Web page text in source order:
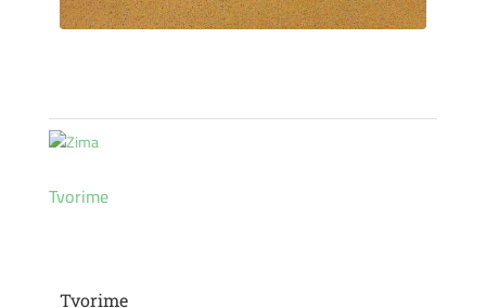
Tvorime
Tvorime